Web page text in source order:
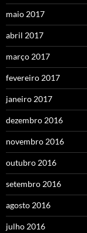
maio 2017
abril 2017
março 2017
fevereiro 2017
janeiro 2017
dezembro 2016
novembro 2016
outubro 2016
setembro 2016
agosto 2016
julho 2016